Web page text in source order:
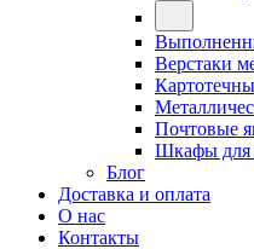
Верстаки
Почтовые
Шкафы для
Блог
Доставка и оплата
О нас
Контакты